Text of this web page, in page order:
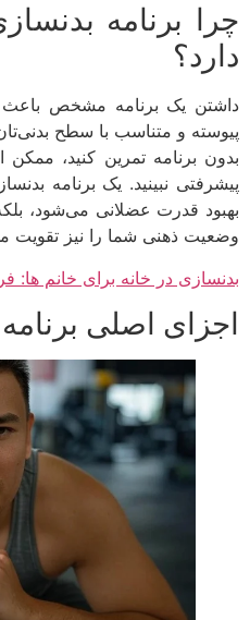
برنامه
یک برنامه مشخص باعث
و متناسب با سطح بدنی‌تان
برنامه تمرین کنید، ممکن
نبینید. یک برنامه
قدرت عضلانی می‌شود، بلکه
ذهنی شما را نیز تقویت
در خانه برای خانم ها:
اصلی برنامه